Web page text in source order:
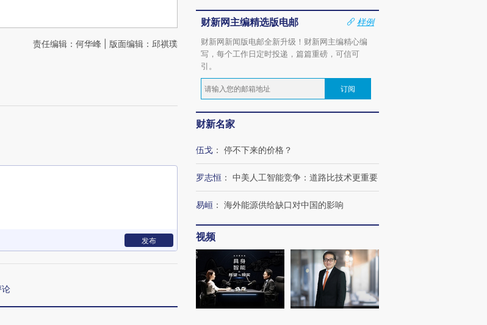
责任编辑：何华峰 | 版面编辑：邱祺璞
发布
论
财新网主编精选版电邮
样例
财新网新闻版电邮全新升级！财新网主编精心编
写，每个工作日定时投递，篇篇重磅，可信可
引。
订阅
财新名家
伍戈 ： 停不下来的价格？
罗志恒 ： 中美人工智能竞争：道路比技术更重要
易峘 ： 海外能源供给缺口对中国的影响
视频